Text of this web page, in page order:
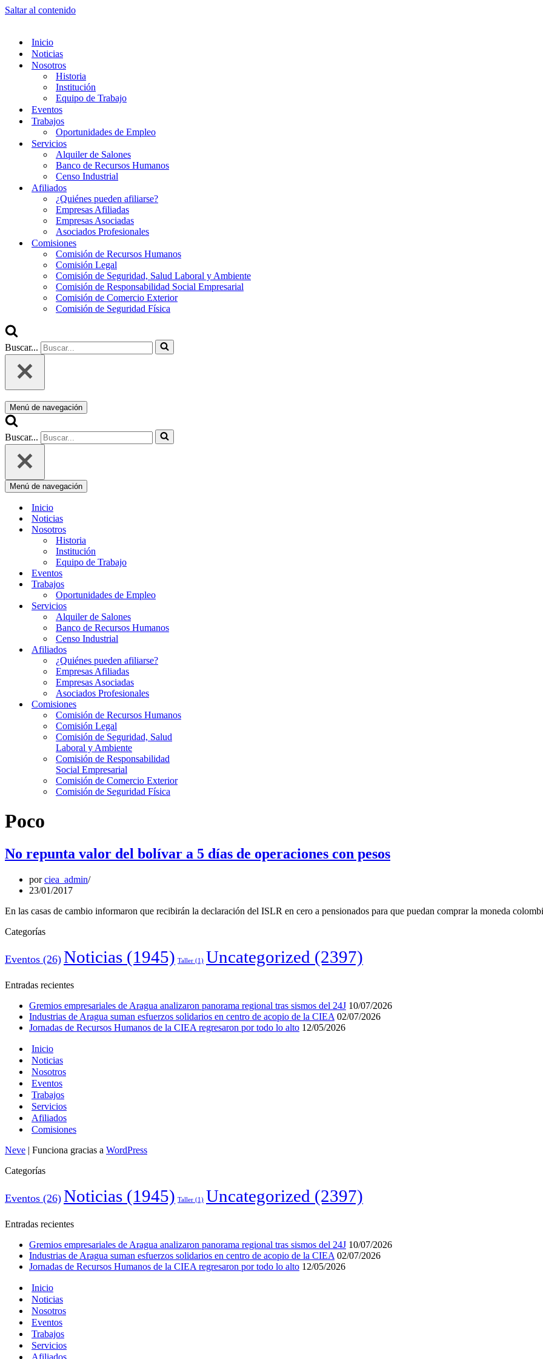
Saltar al contenido
Inicio
Noticias
Nosotros
Historia
Institución
Equipo de Trabajo
Eventos
Trabajos
Oportunidades de Empleo
Servicios
Alquiler de Salones
Banco de Recursos Humanos
Censo Industrial
Afiliados
¿Quiénes pueden afiliarse?
Empresas Afiliadas
Empresas Asociadas
Asociados Profesionales
Comisiones
Comisión de Recursos Humanos
Comisión Legal
Comisión de Seguridad, Salud Laboral y Ambiente
Comisión de Responsabilidad Social Empresarial
Comisión de Comercio Exterior
Comisión de Seguridad Física
Buscar...
Menú de navegación
Buscar...
Menú de navegación
Inicio
Noticias
Nosotros
Historia
Institución
Equipo de Trabajo
Eventos
Trabajos
Oportunidades de Empleo
Servicios
Alquiler de Salones
Banco de Recursos Humanos
Censo Industrial
Afiliados
¿Quiénes pueden afiliarse?
Empresas Afiliadas
Empresas Asociadas
Asociados Profesionales
Comisiones
Comisión de Recursos Humanos
Comisión Legal
Comisión de Seguridad, Salud
Laboral y Ambiente
Comisión de Responsabilidad
Social Empresarial
Comisión de Comercio Exterior
Comisión de Seguridad Física
Poco
No repunta valor del bolívar a 5 días de operaciones con pesos
porciea_admin
23/01/2017
En las casas de cambio informaron que recibirán la declaración del ISLR en cero a pensionados para que puedan comprar la moneda
Categorías
Eventos (26) Noticias (1945) Taller (1) Uncategorized (2397)
Entradas recientes
Gremios empresariales de Aragua analizaron panorama regional tras sismos del 24J 10/07/2026
Industrias de Aragua suman esfuerzos solidarios en centro de acopio de la CIEA 02/07/2026
Jornadas de Recursos Humanos de la CIEA regresaron por todo lo alto 12/05/2026
Inicio
Noticias
Nosotros
Eventos
Trabajos
Servicios
Afiliados
Comisiones
Neve | Funciona gracias a WordPress
Categorías
Eventos (26) Noticias (1945) Taller (1) Uncategorized (2397)
Entradas recientes
Gremios empresariales de Aragua analizaron panorama regional tras sismos del 24J 10/07/2026
Industrias de Aragua suman esfuerzos solidarios en centro de acopio de la CIEA 02/07/2026
Jornadas de Recursos Humanos de la CIEA regresaron por todo lo alto 12/05/2026
Inicio
Noticias
Nosotros
Eventos
Trabajos
Servicios
Afiliados